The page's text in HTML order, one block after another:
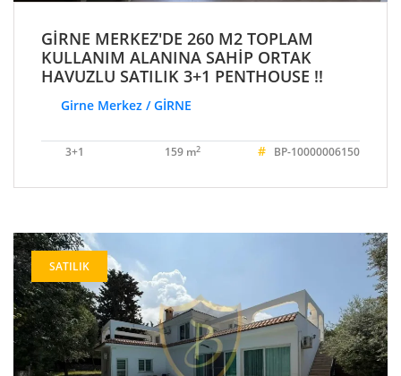
GİRNE MERKEZ'DE 260 M2 TOPLAM
KULLANIM ALANINA SAHİP ORTAK
HAVUZLU SATILIK 3+1 PENTHOUSE !!
Girne Merkez / GİRNE
3+1 159 m2 # BP-10000006150
SATILIK